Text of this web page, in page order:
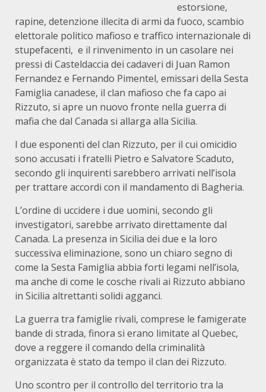
estorsione,
rapine, detenzione illecita di armi da fuoco, scambio
elettorale politico mafioso e traffico internazionale di
stupefacenti, e il rinvenimento in un casolare nei
pressi di Casteldaccia dei cadaveri di Juan Ramon
Fernandez e Fernando Pimentel, emissari della Sesta
Famiglia canadese, il clan mafioso che fa capo ai
Rizzuto, si apre un nuovo fronte nella guerra di
mafia che dal Canada si allarga alla Sicilia.
I due esponenti del clan Rizzuto, per il cui omicidio
sono accusati i fratelli Pietro e Salvatore Scaduto,
secondo gli inquirenti sarebbero arrivati nell’isola
per trattare accordi con il mandamento di Bagheria.
L’ordine di uccidere i due uomini, secondo gli
investigatori, sarebbe arrivato direttamente dal
Canada. La presenza in Sicilia dei due e la loro
successiva eliminazione, sono un chiaro segno di
come la Sesta Famiglia abbia forti legami nell’isola,
ma anche di come le cosche rivali ai Rizzuto abbiano
in Sicilia altrettanti solidi agganci.
La guerra tra famiglie rivali, comprese le famigerate
bande di strada, finora si erano limitate al Quebec,
dove a reggere il comando della criminalità
organizzata è stato da tempo il clan dei Rizzuto.
Uno scontro per il controllo del territorio tra la